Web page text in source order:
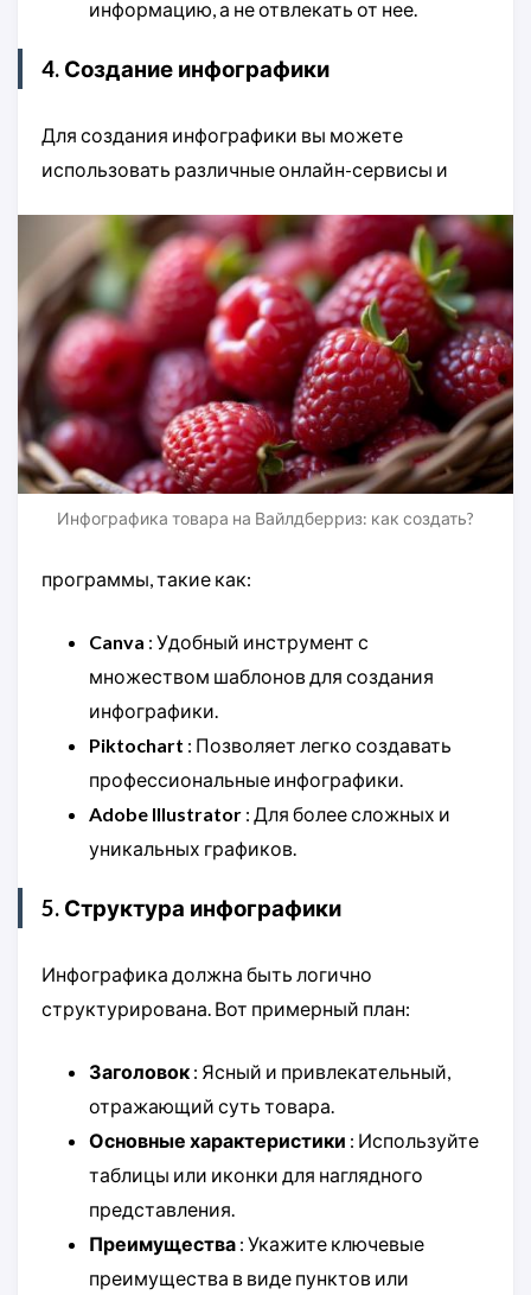
информацию, а не отвлекать от нее.
4. Создание инфографики
Для создания инфографики вы можете
использовать различные онлайн-сервисы и
Инфографика товара на Вайлдберриз: как создать?
программы, такие как:
Canva : Удобный инструмент с
множеством шаблонов для создания
инфографики.
Piktochart : Позволяет легко создавать
профессиональные инфографики.
Adobe Illustrator : Для более сложных и
уникальных графиков.
5. Структура инфографики
Инфографика должна быть логично
структурирована. Вот примерный план:
Заголовок : Ясный и привлекательный,
отражающий суть товара.
Основные характеристики : Используйте
таблицы или иконки для наглядного
представления.
Преимущества : Укажите ключевые
преимущества в виде пунктов или